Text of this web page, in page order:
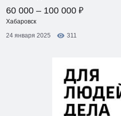
60 000 – 100 000 ₽
Хабаровск
24 января 2025
311